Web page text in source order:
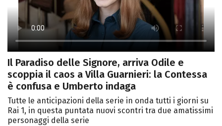
Il Paradiso delle Signore, arriva Odile e
scoppia il caos a Villa Guarnieri: la Contessa
è confusa e Umberto indaga
Tutte le anticipazioni della serie in onda tutti i giorni su
Rai 1, in questa puntata nuovi scontri tra due amatissimi
personaggi della serie